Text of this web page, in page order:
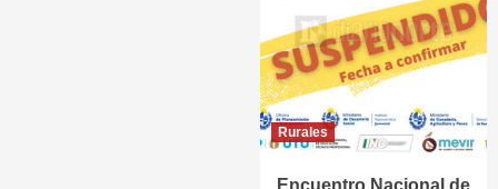
Rurales
Encuentro Nacional de